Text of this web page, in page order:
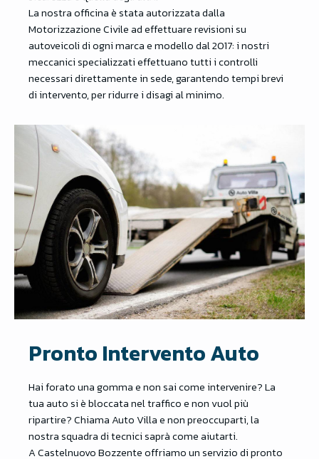
La nostra officina è stata autorizzata dalla
Motorizzazione Civile ad effettuare revisioni su
autoveicoli di ogni marca e modello dal 2017: i nostri
meccanici specializzati effettuano tutti i controlli
necessari direttamente in sede, garantendo tempi brevi
di intervento, per ridurre i disagi al minimo.
Pronto Intervento Auto
Hai forato una gomma e non sai come intervenire? La
tua auto si è bloccata nel traffico e non vuol più
ripartire? Chiama Auto Villa e non preoccuparti, la
nostra squadra di tecnici saprà come aiutarti.
A Castelnuovo Bozzente offriamo un servizio di pronto